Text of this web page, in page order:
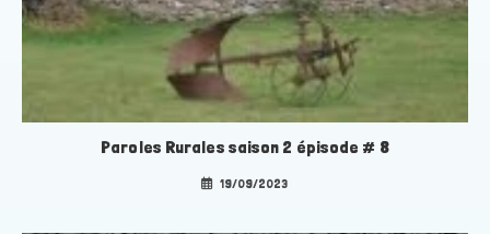
Paroles Rurales saison 2 épisode # 8
19/09/2023